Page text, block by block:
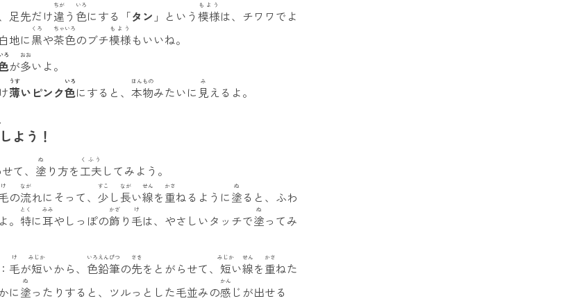
足先だけ違
ちが
う 色
いろ
にする「タン 」という 模様
もよう
は、チワワでよ
地に黒
くろ
や茶色
ちゃいろ
のブチ模様
もよう
もいいね。
ろ
が多
おお
いよ。
薄
うす
いピンク色
いろ
にすると、 本物
ほんもの
みたいに 見
み
えるよ。
しよう！
て、 塗
ぬ
り方を工夫
くふう
してみよう。
け
の流
なが
れにそって、 少
すこ
し長
なが
い線
せん
を重
かさ
ねるように塗
ぬ
ると、ふわ
。 特
とく
に耳
みみ
やしっぽの飾
かざ
り 毛
け
は、やさしいタッチで塗
ぬ
ってみ
毛
け
が短
みじか
いから、 色鉛筆
いろえんぴつ
の先
さき
をとがらせて、 短
みじか
い線
せん
を重
かさ
ねた
に塗
ぬ
ったりすると、ツルっとした毛並みの感
かん
じが出せる